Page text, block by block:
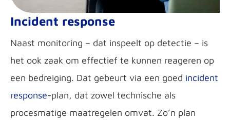
Incident response
Naast monitoring – dat inspeelt op detectie – is
het ook zaak om effectief te kunnen reageren op
een bedreiging. Dat gebeurt via een goed incident
response-plan, dat zowel technische als
procesmatige maatregelen omvat. Zo’n plan